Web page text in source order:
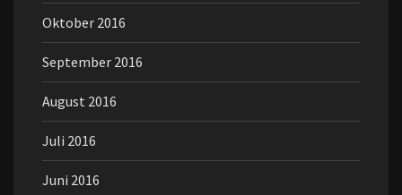
Oktober 2016
September 2016
August 2016
Juli 2016
Juni 2016